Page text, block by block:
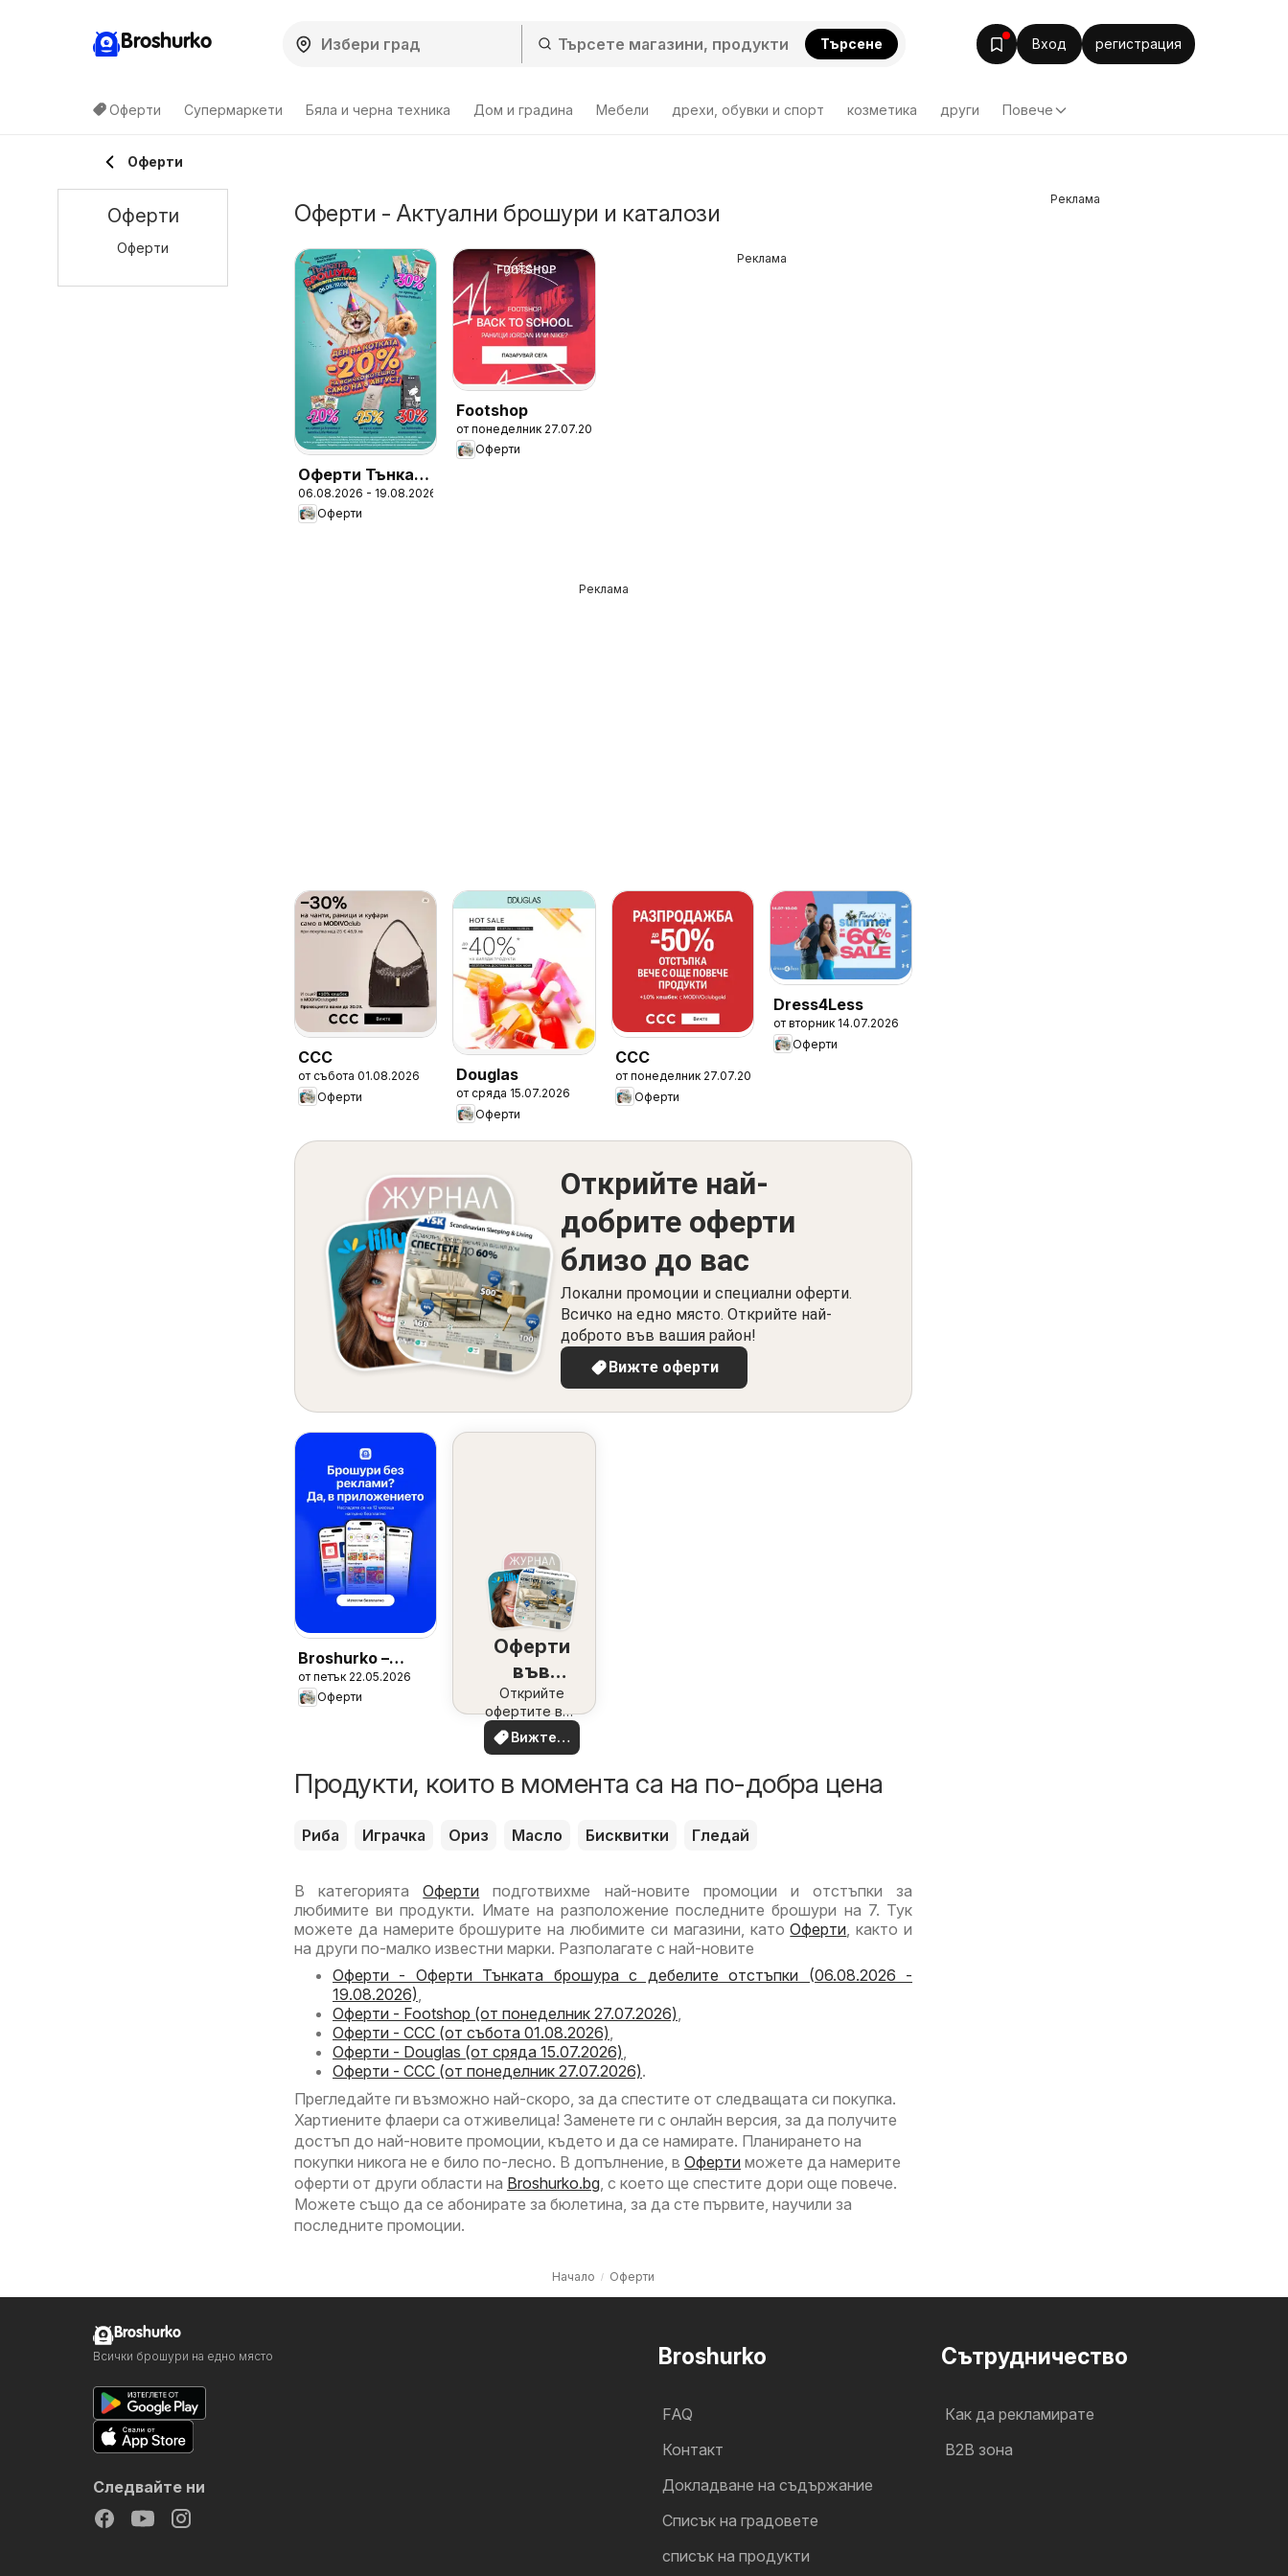
Broshurko Търсене Вход регистрация
Оферти Супермаркети Бяла и черна техника Дом и градина Мебели дрехи, обувки и спорт козметика други Повече
Оферти
Оферти - Актуални брошури и каталози
Оферти Тънката
брошура с
дебелите
06.08.2026 - 19.08.2026
Оферти
Footshop
от понеделник 27.07.2026
Оферти
Реклама
Реклама
CCC
от събота 01.08.2026
Оферти
Douglas
от сряда 15.07.2026
Оферти
CCC
от понеделник 27.07.2026
Оферти
Dress4Less
от вторник 14.07.2026
Оферти
Открийте най-
добрите оферти
близо до вас
Локални промоции и специални оферти.
Всичко на едно място. Открийте най-
доброто във вашия район!
Вижте оферти
Broshurko –
Оферти в
приложението
от петък 22.05.2026
Оферти
Оферти
във
вашия
район
Открийте
офертите във
вашия район
Вижте
оферти
Продукти, които в момента са на по-добра цена
Риба Играчка Ориз Масло Бисквитки Гледай
В категориятаОферти подготвихме най-новите промоции и отстъпки за
любимите ви продукти. Имате на разположение последните брошури на 7. Тук
можете да намерите брошурите на любимите си магазини, катоОферти , както и
на други по-малко известни марки. Разполагате с най-новите
Оферти - Оферти Тънката брошура с дебелите отстъпки (06.08.2026 -
19.08.2026)
Оферти - Footshop (от понеделник 27.07.2026)
Оферти - CCC (от събота 01.08.2026)
Оферти - Douglas (от сряда 15.07.2026)
Оферти - CCC (от понеделник 27.07.2026).
Прегледайте ги възможно най-скоро, за да спестите от следващата си покупка.
Хартиените флаери са отживелица! Заменете ги с онлайн версия, за да получите
достъп до най-новите промоции, където и да се намирате. Планирането на
покупки никога не е било по-лесно. В допълнение, в Оферти можете да намерите
оферти от други области на Broshurko.bg , с което ще спестите дори още повече.
Можете също да се абонирате за бюлетина, за да сте първите, научили за
последните промоции.
Начало Оферти
Оферти
Оферти
Реклама
Broshurko
FAQ
Контакт
Докладване на съдържание
Cписък на градовете
списък на продукти
Cътрудничество
Как да рекламирате
B2B зона
Broshurko
Всички брошури на едно място
Следвайте ни